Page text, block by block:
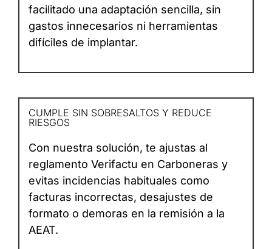
facilitado una adaptación sencilla, sin
gastos innecesarios ni herramientas
difíciles de implantar.
CUMPLE SIN SOBRESALTOS Y REDUCE
RIESGOS
Con nuestra solución, te ajustas al
reglamento Verifactu en Carboneras y
evitas incidencias habituales como
facturas incorrectas, desajustes de
formato o demoras en la remisión a la
AEAT.